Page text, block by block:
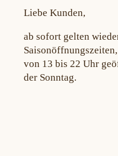
Liebe Kunden,
ab sofort gelten
von 13 bis 22 Uhr
der Sonntag.